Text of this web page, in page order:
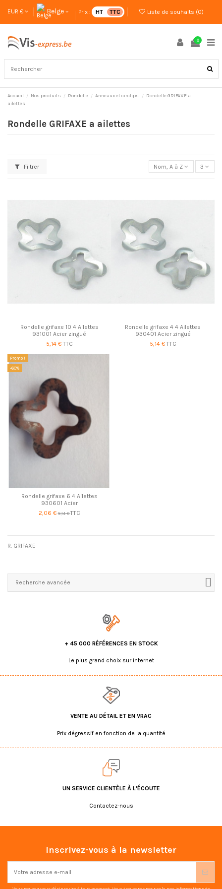
EUR € Belge Prix : HT TTC Liste de souhaits (0)
0
Accueil Nos produits Rondelle Anneaux et circlips
Rondelle GRIFAXE a
ailettes
Rondelle GRIFAXE a ailettes
Filtrer Nom, A à Z 3
Rondelle grifaxe 10 4 Ailettes
931001 Acier zingué
5,14 €TTC
Rondelle grifaxe 4 4 Ailettes
930401 Acier zingué
5,14 €TTC
Promo !
-60%
Rondelle grifaxe 6 4 Ailettes
930601 Acier
2,06 €5,14 €TTC
R. GRIFAXE
Recherche avancée
+ 45 000 RÉFÉRENCES EN STOCK
Le plus grand choix sur internet
VENTE AU DÉTAIL ET EN VRAC
Prix dégressif en fonction de la quantité
UN SERVICE CLIENTÈLE À L'ÉCOUTE
Contactez-nous
Inscrivez-vous à la newsletter